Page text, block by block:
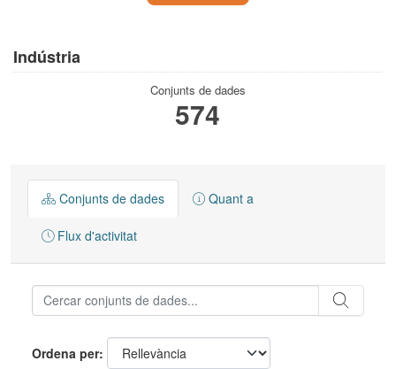
Indústria
Conjunts de dades
574
Conjunts de dades Quant a
Flux d'activitat
Ordena per